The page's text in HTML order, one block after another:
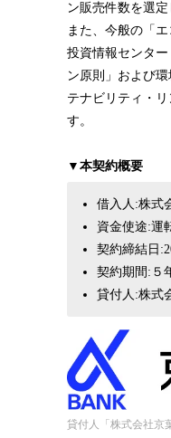
ン販売件数を選
また、今般の「
投資情報センタ
ン原則」および
テナビリティ・
す。
▼本契約概要
借入人:株式
資金使途:運
契約締結日
契約期間:５
貸付人:株式
貸付人「株式会社京